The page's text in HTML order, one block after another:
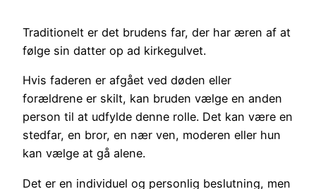
Traditionelt er det brudens far, der har æren af at
følge sin datter op ad kirkegulvet.
Hvis faderen er afgået ved døden eller
forældrene er skilt, kan bruden vælge en anden
person til at udfylde denne rolle. Det kan være en
stedfar, en bror, en nær ven, moderen eller hun
kan vælge at gå alene.
Det er en individuel og personlig beslutning, men